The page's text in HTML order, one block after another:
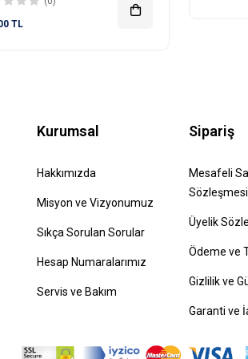
TL
Kurumsal
Hakkımızda
Misyon ve Vizyonumuz
Sıkça Sorulan Sorular
Hesap Numaralarımız
Servis ve Bakım
Sipariş
Mesafeli
Sözleşmesi
Üyelik
Ödeme ve
Gizlilik ve
Garanti ve